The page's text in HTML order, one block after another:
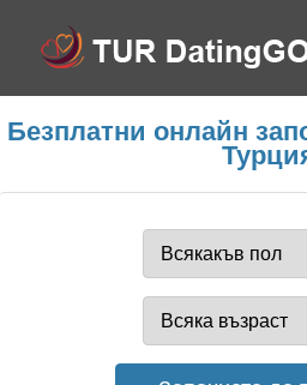
Безплатни онлайн